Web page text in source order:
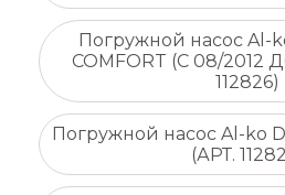
Погружной насос Al-
COMFORT (С 08/2012
112826)
Погружной насос Al-ko
(АРТ.